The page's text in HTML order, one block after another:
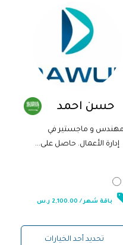
حسن احمد
مهندس و ماجستير في
إدارة الأعمال. حاصل على...
باقة شهر / 2,100.00 ر.س
تحديد أحد الخيارات